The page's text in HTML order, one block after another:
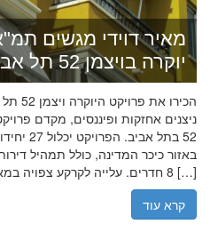
יוקרה בויצמן 52 תל אביב
8 חדרים. עלייה לקרקע צפויה במאי 2026 עם ליווי […]
קרא עוד